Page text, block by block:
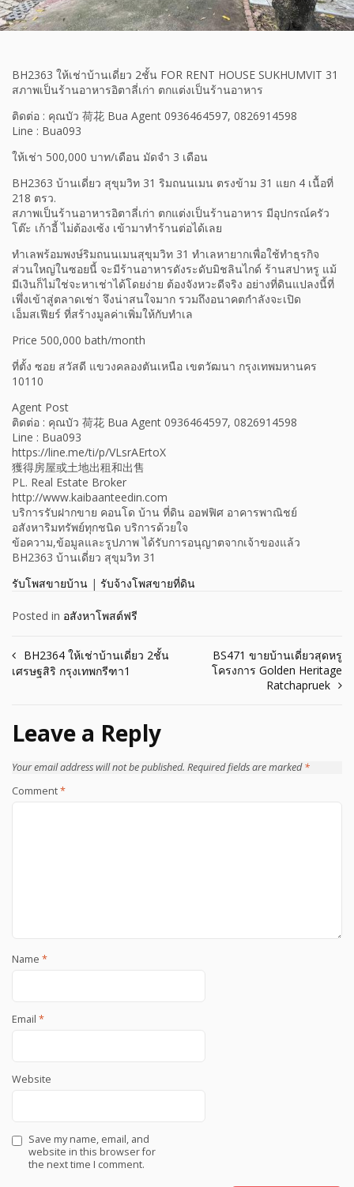
BH2363 ให้เช่าบ้านเดี่ยว 2ชั้น FOR RENT HOUSE SUKHUMVIT 31
สภาพเป็นร้านอาหารอิตาลี่เก่า ตกแต่งเป็นร้านอาหาร
ติดต่อ : คุณบัว 荷花 Bua Agent 0936464597, 0826914598
Line : Bua093
ให้เช่า 500,000 บาท/เดือน มัดจำ 3 เดือน
BH2363 บ้านเดี่ยว สุขุมวิท 31 ริมถนนเมน ตรงข้าม 31 แยก 4 เนื้อที่
218 ตรว.
สภาพเป็นร้านอาหารอิตาลี่เก่า ตกแต่งเป็นร้านอาหาร มีอุปกรณ์ครัว
โต๊ะ เก้าอี้ ไม่ต้องเซ้ง เข้ามาทําร้านต่อได้เลย
ทําเลพร้อมพงษ์ริมถนนเมนสุขุมวิท 31 ทําเลหายากเพื่อใช้ทําธุรกิจ
ส่วนใหญ่ในซอยนี้ จะมีร้านอาหารดังระดับมิชลินไกด์ ร้านสปาหรู แม้
มีเงินก็ไม่ใช่จะหาเช่าได้โดยง่าย ต้องจังหวะดีจริง อย่างที่ดินแปลงนี้ที่
เพึ่งเข้าสู่ตลาดเช่า จึงน่าสนใจมาก รวมถึงอนาคตกําลังจะเปิด
เอ็มสเฟียร์ ที่สร้างมูลค่าเพิ่มให้กับทําเล
Price 500,000 bath/month
ที่ตั้ง ซอย สวัสดี แขวงคลองตันเหนือ เขตวัฒนา กรุงเทพมหานคร
10110
Agent Post
ติดต่อ : คุณบัว 荷花 Bua Agent 0936464597, 0826914598
Line : Bua093
https://line.me/ti/p/VLsrAErtoX
獲得房屋或土地出租和出售
PL. Real Estate Broker
http://www.kaibaanteedin.com
บริการรับฝากขาย คอนโด บ้าน ที่ดิน ออฟฟิศ อาคารพาณิชย์
อสังหาริมทรัพย์ทุกชนิด บริการด้วยใจ
ข้อความ,ข้อมูลและรูปภาพ ได้รับการอนุญาตจากเจ้าของแล้ว
BH2363 บ้านเดี่ยว สุขุมวิท 31
รับโพสขายบ้าน | รับจ้างโพสขายที่ดิน
Posted in อสังหาโพสต์ฟรี
Post
navigation
BH2364 ให้เช่าบ้านเดี่ยว 2ชั้น
เศรษฐสิริ กรุงเทพกรีฑา1
BS471 ขายบ้านเดี่ยวสุดหรู
โครงการ Golden Heritage
Ratchapruek
Leave a Reply
Your email address will not be published. Required fields are marked*
Comment*
Name *
Email *
Website
Save my name, email, and
website in this browser for
the next time I comment.